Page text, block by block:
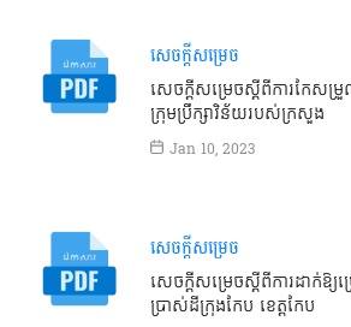
សេចក្តីសម្រេច
សេចក្ដីសម្រេចស្ដីពីការកែស
ក្រុមប្រឹក្សាវិន័យរបស់ក្រសួង
Jan 10, 2023
សេចក្តីសម្រេច
សេចក្ដីសម្រេចស្ដីពីការដាក់ឱ្យ
ប្រាស់ដីក្រុងកែប ខេត្តកែប